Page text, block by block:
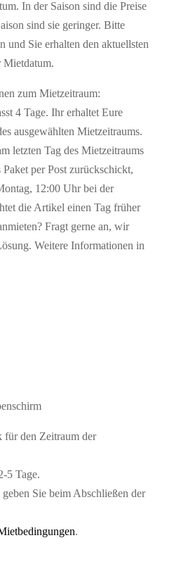
In der Saison sind die Preise
sind sie geringer. Bitte
und Sie erhalten den aktuellsten
Mietdatum.
zum Mietzeitraum:
4 Tage. Ihr erhaltet Eure
ausgewählten Mietzeitraums.
letzten Tag des Mietzeitraums
per Post zurückschickt,
12:00 Uhr bei der
die Artikel einen Tag früher
Fragt gerne an, wir
Weitere Informationen in
für den Zeitraum der
5 Tage.
Sie beim Abschließen der
.